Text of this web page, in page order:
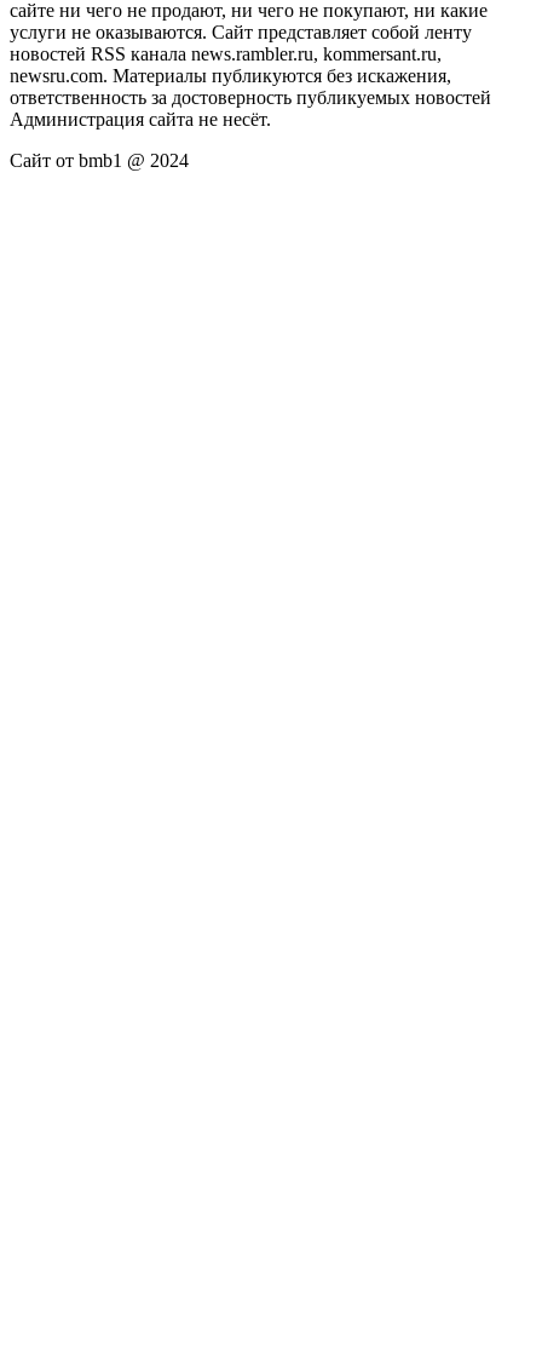
сайте ни чего не продают, ни чего не покупают, ни какие
услуги не оказываются. Сайт представляет собой ленту
новостей RSS канала news.rambler.ru, kommersant.ru,
newsru.com. Материалы публикуются без искажения,
ответственность за достоверность публикуемых новостей
Администрация сайта не несёт.
Сайт от bmb1 @ 2024